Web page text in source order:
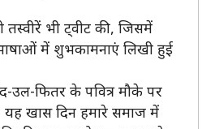
तस्वीरें भी ट्वीट की, जिसमें
में शुभकामनाएं लिखी हुई
उल-फितर के पवित्र मौके पर
खास दिन हमारे समाज में